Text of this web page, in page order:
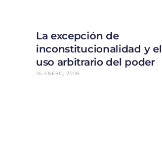
La excepción de
inconstitucionalidad y el
uso arbitrario del poder
25 ENERO, 2026